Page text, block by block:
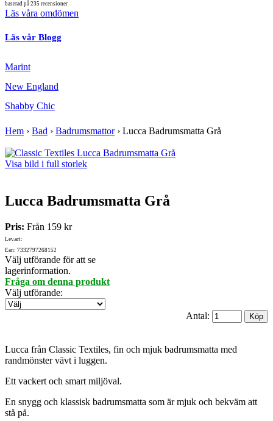
baserad på 235 recensioner
Läs våra omdömen
Läs vår Blogg
Marint
New England
Shabby Chic
Hem › Bad › Badrumsmattor› Lucca Badrumsmatta Grå
Visa bild i full storlek
Lucca Badrumsmatta Grå
Pris: Från 159 kr
Lev.art:
Ean: 7332797268152
Välj utförande för att se
lagerinformation.
Fråga om denna produkt
Välj utförande:
Antal:
Lucca från Classic Textiles, fin och mjuk badrumsmatta med
randmönster vävt i luggen.
Ett vackert och smart miljöval.
En snygg och klassisk badrumsmatta som är mjuk och bekväm att
stå på.